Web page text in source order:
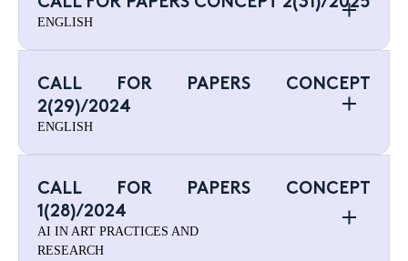
ENGLISH
CALL FOR PAPERS CONCEPT
2(29)/2024
ENGLISH
CALL FOR PAPERS CONCEPT
1(28)/2024
AI IN ART PRACTICES AND
RESEARCH